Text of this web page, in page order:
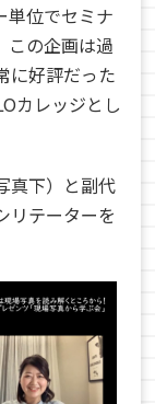
単位でセミナ
この企画は過
に好評だった
カレッジとし
真下）と副代
リテーターを